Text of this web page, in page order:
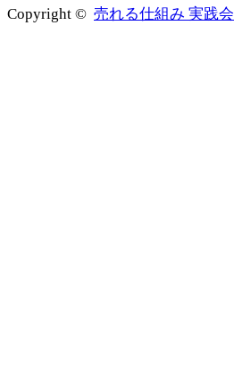
Copyright © 売れる仕組み 実践